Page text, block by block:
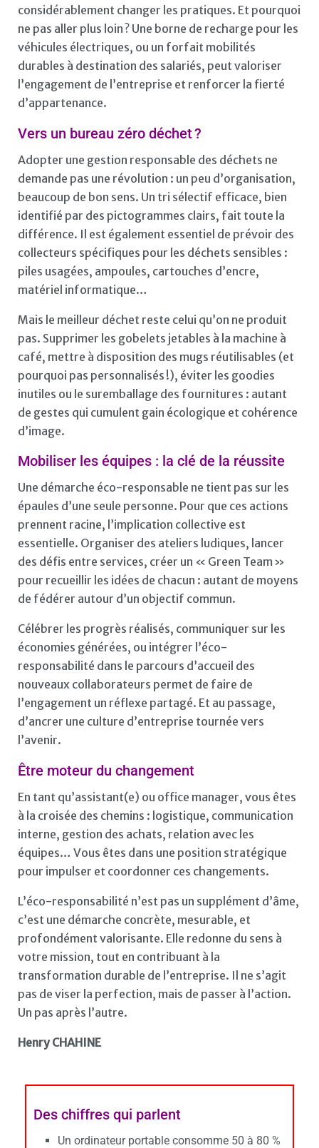
considérablement changer les pratiques. Et pourquoi
ne pas aller plus loin ? Une borne de recharge pour les
véhicules électriques, ou un forfait mobilités
durables à destination des salariés, peut valoriser
l’engagement de l’entreprise et renforcer la fierté
d’appartenance.
Vers un bureau zéro déchet ?
Adopter une gestion responsable des déchets ne
demande pas une révolution : un peu d’organisation,
beaucoup de bon sens. Un tri sélectif efficace, bien
identifié par des pictogrammes clairs, fait toute la
différence. Il est également essentiel de prévoir des
collecteurs spécifiques pour les déchets sensibles :
piles usagées, ampoules, cartouches d’encre,
matériel informatique…
Mais le meilleur déchet reste celui qu’on ne produit
pas. Supprimer les gobelets jetables à la machine à
café, mettre à disposition des mugs réutilisables (et
pourquoi pas personnalisés !), éviter les goodies
inutiles ou le suremballage des fournitures : autant
de gestes qui cumulent gain écologique et cohérence
d’image.
Mobiliser les équipes : la clé de la réussite
Une démarche éco-responsable ne tient pas sur les
épaules d’une seule personne. Pour que ces actions
prennent racine, l’implication collective est
essentielle. Organiser des ateliers ludiques, lancer
des défis entre services, créer un « Green Team »
pour recueillir les idées de chacun : autant de moyens
de fédérer autour d’un objectif commun.
Célébrer les progrès réalisés, communiquer sur les
économies générées, ou intégrer l’éco-
responsabilité dans le parcours d’accueil des
nouveaux collaborateurs permet de faire de
l’engagement un réflexe partagé. Et au passage,
d’ancrer une culture d’entreprise tournée vers
l’avenir.
Être moteur du changement
En tant qu’assistant(e) ou office manager, vous êtes
à la croisée des chemins : logistique, communication
interne, gestion des achats, relation avec les
équipes… Vous êtes dans une position stratégique
pour impulser et coordonner ces changements.
L’éco-responsabilité n’est pas un supplément d’âme,
c’est une démarche concrète, mesurable, et
profondément valorisante. Elle redonne du sens à
votre mission, tout en contribuant à la
transformation durable de l’entreprise. Il ne s’agit
pas de viser la perfection, mais de passer à l’action.
Un pas après l’autre.
Henry CHAHINE
Des chiffres qui parlent
Un ordinateur portable consomme 50 à 80 %